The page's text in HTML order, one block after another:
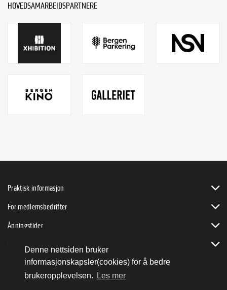
Denne nettsiden bruker
informasjonskapsler(cookies) for å bedre
brukeropplevelsen.
Les mer
HOVEDSAMARBEIDSPARTNERE
Praktisk informasjon
For medlemsbedrifter
Åpningstider
Bli byVENN